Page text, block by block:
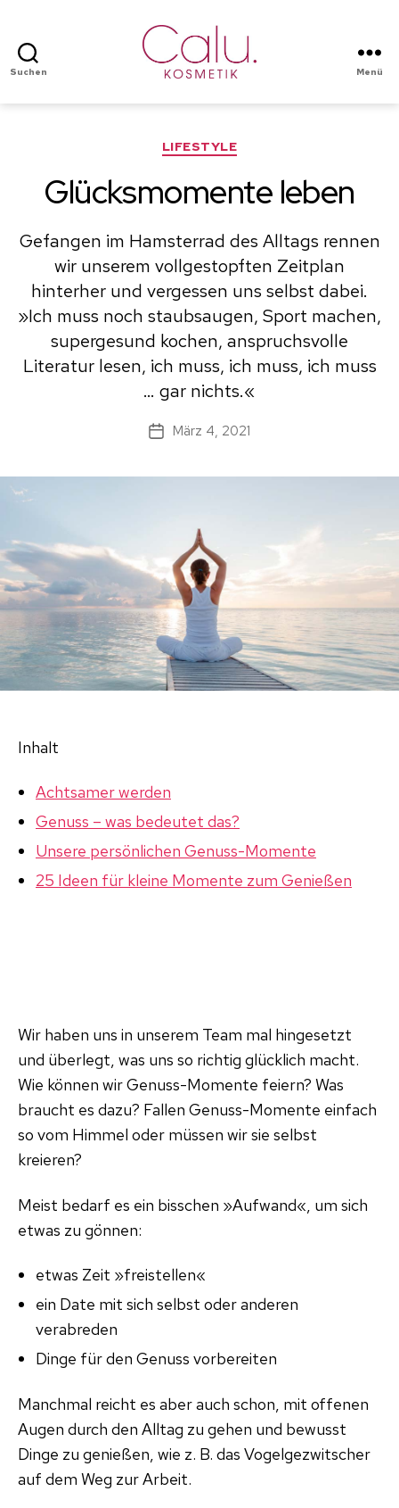
Suchen
Kosmetik
Menü
Kategorien
LIFESTYLE
Glücksmomente leben
Gefangen im Hamsterrad des Alltags rennen
wir unserem vollgestopften Zeitplan
hinterher und vergessen uns selbst dabei.
»Ich muss noch staubsaugen, Sport machen,
supergesund kochen, anspruchsvolle
Literatur lesen, ich muss, ich muss, ich muss
… gar nichts.«
Beitragsdatum
März 4, 2021
Inhalt
Achtsamer werden
Genuss – was bedeutet das?
Unsere persönlichen Genuss-Momente
25 Ideen für kleine Momente zum Genießen
Wir haben uns in unserem Team mal hingesetzt
und überlegt, was uns so richtig glücklich macht.
Wie können wir Genuss-Momente feiern? Was
braucht es dazu? Fallen Genuss-Momente einfach
so vom Himmel oder müssen wir sie selbst
kreieren?
Meist bedarf es ein bisschen »Aufwand«, um sich
etwas zu gönnen:
etwas Zeit »freistellen«
ein Date mit sich selbst oder anderen
verabreden
Dinge für den Genuss vorbereiten
Manchmal reicht es aber auch schon, mit offenen
Augen durch den Alltag zu gehen und bewusst
Dinge zu genießen, wie z. B. das Vogelgezwitscher
auf dem Weg zur Arbeit.